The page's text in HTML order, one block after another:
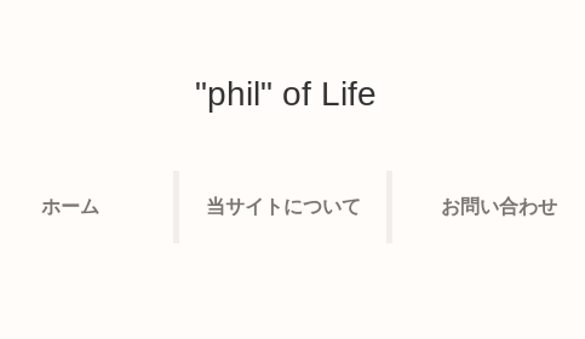
"phil" of Life
ホーム 当サイトについて お問い合わせ